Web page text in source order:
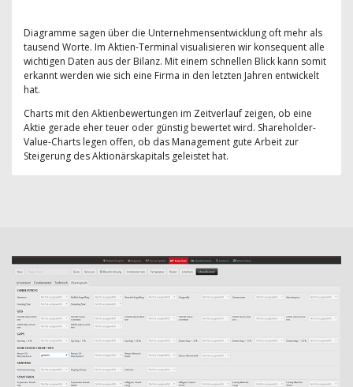
Diagramme sagen über die Unternehmensentwicklung oft mehr als
tausend Worte. Im Aktien-Terminal visualisieren wir konsequent alle
wichtigen Daten aus der Bilanz. Mit einem schnellen Blick kann somit
erkannt werden wie sich eine Firma in den letzten Jahren entwickelt
hat.
Charts mit den Aktienbewertungen im Zeitverlauf zeigen, ob eine
Aktie gerade eher teuer oder günstig bewertet wird. Shareholder-
Value-Charts legen offen, ob das Management gute Arbeit zur
Steigerung des Aktionärskapitals geleistet hat.